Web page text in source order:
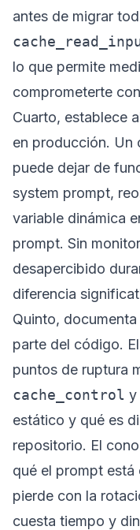
antes de migrar
lo que permite
comprometerte
Cuarto, establece
en producción. Un
puede dejar de
system prompt,
variable dinámica
prompt. Sin
desapercibido
diferencia
Quinto,
parte del código.
puntos de ruptura
cache_control y
estático y qué es
repositorio. El
qué el prompt está
pierde con la
cuesta tiempo y